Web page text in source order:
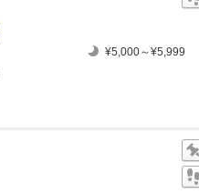
¥5,000～¥5,999